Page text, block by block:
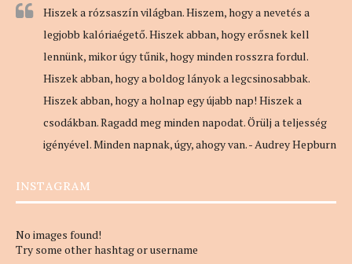
Hiszek a rózsaszín világban. Hiszem, hogy a nevetés a
legjobb kalóriaégető. Hiszek abban, hogy erősnek kell
lennünk, mikor úgy tűnik, hogy minden rosszra fordul.
Hiszek abban, hogy a boldog lányok a legcsinosabbak.
Hiszek abban, hogy a holnap egy újabb nap! Hiszek a
csodákban. Ragadd meg minden napodat. Örülj a teljesség
igényével. Minden napnak, úgy, ahogy van. - Audrey Hepburn
INSTAGRAM
No images found!
Try some other hashtag or username